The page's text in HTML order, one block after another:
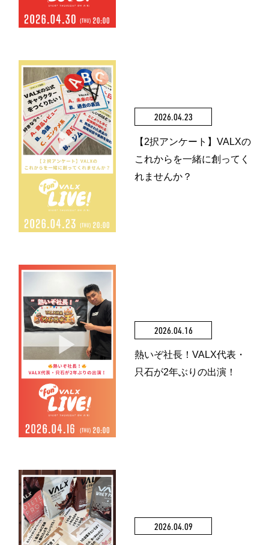
2026.04.23
【2択アンケート】VALXの
これからを一緒に創ってく
れませんか？
2026.04.16
熱いぞ社長！VALX代表・
只石が2年ぶりの出演！
2026.04.09